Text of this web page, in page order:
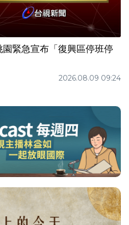
緊急宣布「復興區停班停
2026.08.09 09:24